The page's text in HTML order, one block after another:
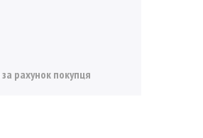
за рахунок покупця